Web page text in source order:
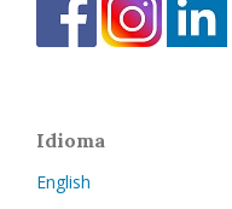
Idioma
English